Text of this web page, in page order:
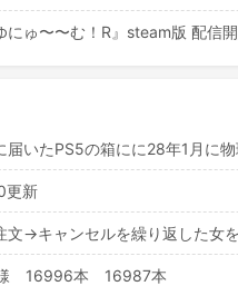
にゅ〜〜む！R』steam版 配信
届いたPS5の箱にに28年1月に
更新
文→キャンセルを繰り返した
16996本 16987本